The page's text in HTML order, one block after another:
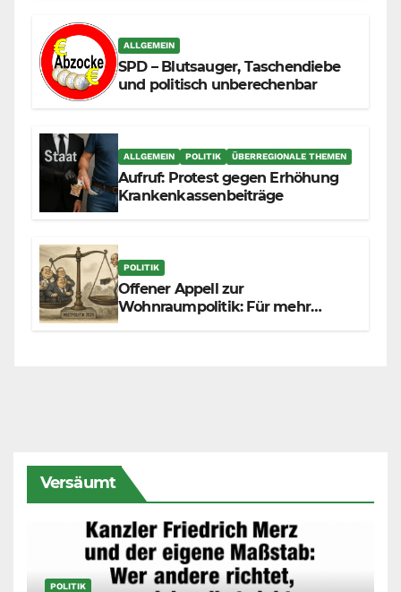
ALLGEMEIN
SPD – Blutsauger, Taschendiebe
und politisch unberechenbar
ALLGEMEIN POLITIK ÜBERREGIONALE THEMEN
Aufruf: Protest gegen Erhöhung
Krankenkassenbeiträge
POLITIK
Offener Appell zur
Wohnraumpolitik: Für mehr
Versäumt
POLITIK